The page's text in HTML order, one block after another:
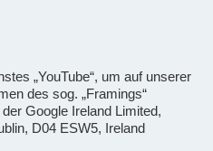
„YouTube“, um auf unserer
des sog. „Framings“
Google Ireland Limited,
D04 ESW5, Ireland